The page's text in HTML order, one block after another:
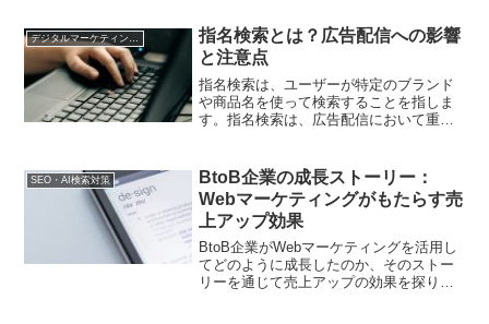
デジタルマーケティング基礎
指名検索とは？広告配信への影響
と注意点
指名検索は、ユーザーが特定のブランド
や商品名を使って検索することを指しま
す。指名検索は、広告配信において重要
のクオリティを高めることが重要です。
SEO・AI検索対策
BtoB企業の成長ストーリー：
Webマーケティングがもたらす売
上アップ効果
BtoB企業がWebマーケティングを活用し
てどのように成長したのか、そのストー
リーを通じて売上アップの効果を探りま